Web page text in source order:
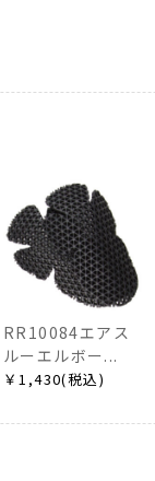
RR10084エアス
ルーエルボー...
￥1,430(税込)